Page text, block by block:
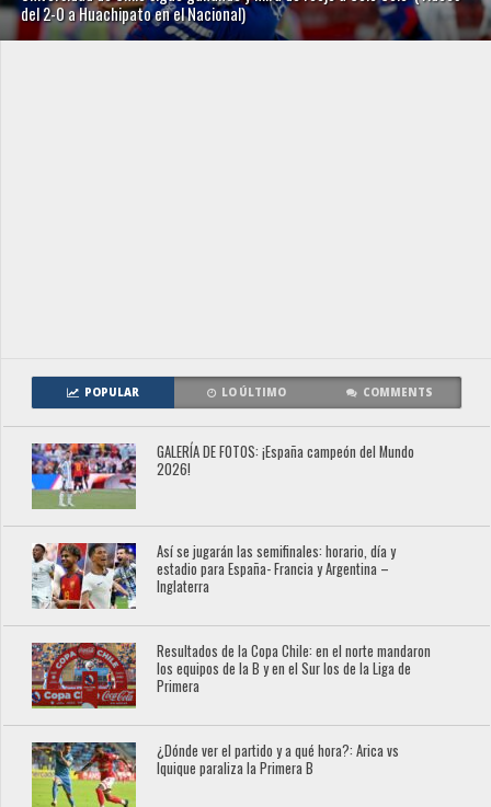
del 2-0 a Huachipato en el Nacional)
POPULAR LO ÚLTIMO COMMENTS
GALERÍA DE FOTOS: ¡España campeón del Mundo
2026!
Así se jugarán las semifinales: horario, día y
estadio para España- Francia y Argentina –
Inglaterra
Resultados de la Copa Chile: en el norte mandaron
los equipos de la B y en el Sur los de la Liga de
Primera
¿Dónde ver el partido y a qué hora?: Arica vs
Iquique paraliza la Primera B